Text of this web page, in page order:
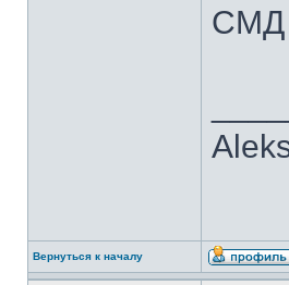
СМД
Вернуться к началу